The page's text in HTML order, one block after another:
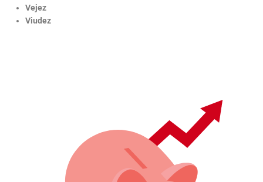
Vejez
Viudez